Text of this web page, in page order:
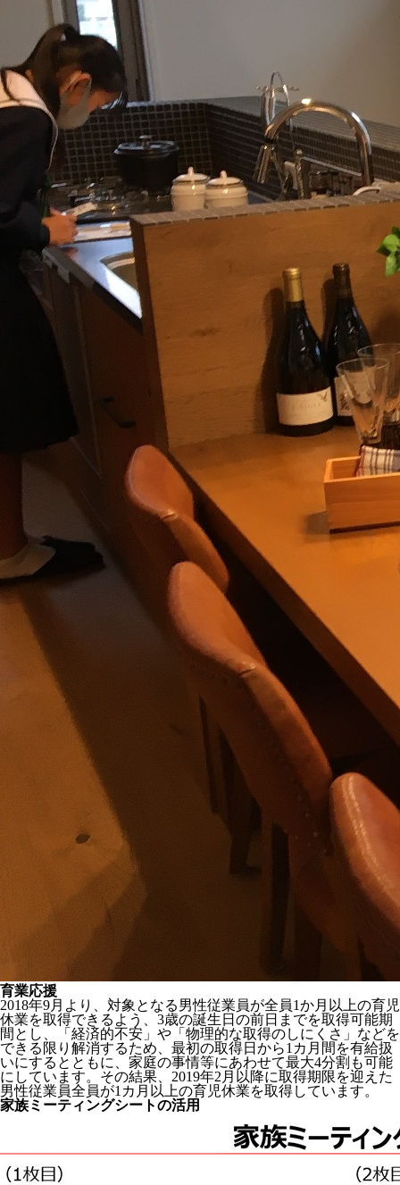
育業応援
2018年9月より、対象となる男性従業員が全員1か月以上の育児
休業を取得できるよう、3歳の誕生日の前日までを取得可能期
間とし、「経済的不安」や「物理的な取得のしにくさ」などを
できる限り解消するため、最初の取得日から1カ月間を有給扱
いにするとともに、家庭の事情等にあわせて最大4分割も可能
にしています。その結果、2019年2月以降に取得期限を迎えた
男性従業員全員が1カ月以上の育児休業を取得しています。
家族ミーティングシートの活用